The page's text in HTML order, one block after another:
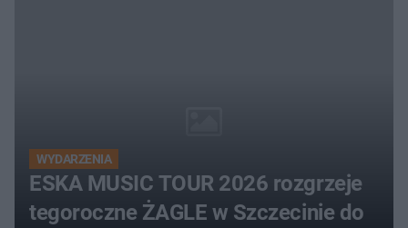
WYDARZENIA
ESKA MUSIC TOUR 2026 rozgrzeje
tegoroczne ŻAGLE w Szczecinie do